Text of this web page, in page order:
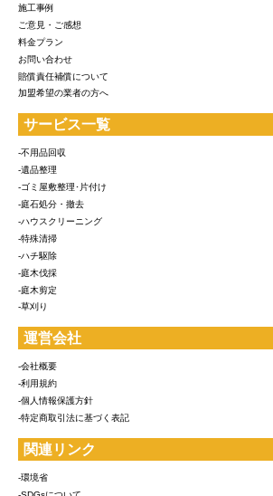
施工事例
ご意見・ご感想
料金プラン
お問い合わせ
賠償責任補償について
加盟希望の業者の方へ
サービス一覧
-不用品回収
-遺品整理
-ゴミ屋敷整理･片付け
-庭石処分・撤去
-ハウスクリーニング
-特殊清掃
-ハチ駆除
-庭木伐採
-庭木剪定
-草刈り
運営会社
-会社概要
-利用規約
-個人情報保護方針
-特定商取引法に基づく表記
関連リンク
-環境省